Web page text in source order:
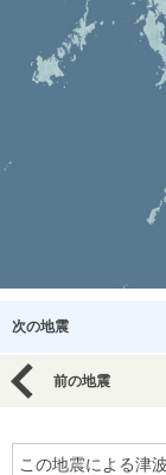
次の地震
前の地震
この地震による津